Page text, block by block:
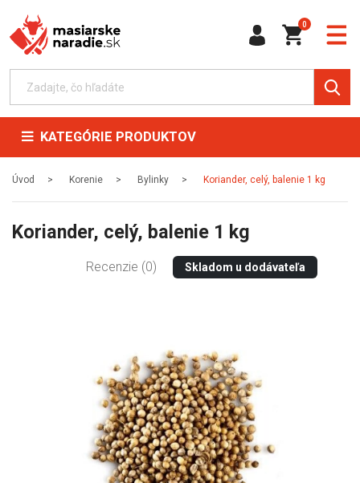
0
KATEGÓRIE PRODUKTOV
Úvod Korenie Bylinky Koriander, celý, balenie 1 kg
Koriander, celý, balenie 1 kg
Recenzie (0) Skladom u dodávateľa